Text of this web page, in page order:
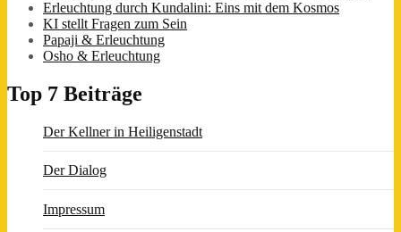
Erleuchtung durch Kundalini: Eins mit dem Kosmos
KI stellt Fragen zum Sein
Papaji & Erleuchtung
Osho & Erleuchtung
Top 7 Beiträge
Der Kellner in Heiligenstadt
Der Dialog
Impressum